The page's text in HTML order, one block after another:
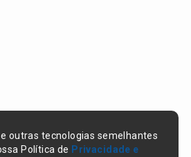
outras tecnologias semelhantes
Política de Privacidade e